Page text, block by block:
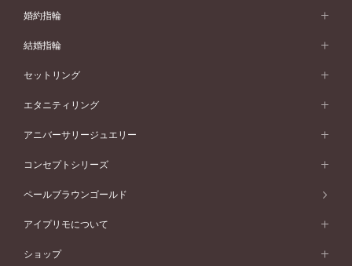
婚約指輪
婚約指輪 (エンゲージリング)
婚約指輪一覧
ピンクゴールド
ペールブラウンゴールド
ウェーブライン
V字ライン
ワンサイドメレ
ダブルサイドメレ
シンプル
フェミニン
モード
50万円台～
40万円台～
婚約指輪 人気ランキング
結婚指輪
結婚指輪 (マリッジリング)
結婚指輪一覧
ピンクゴールド
ペールブラウンゴールド
ウェーブライン
V字ライン
ワンメレ
セベラルメレ
シンプル
フェミニン
50万円～
セットリング
セットリング
セットリング一覧
ピンクゴールド
ペールブラウンゴールド
エタニティリング
エタニティリング
エタニティリング一覧
ピンクゴールド
アニバーサリージュエリー
アニバーサリージュエリー
アニバーサリージュエリー一覧
ファッションリング
コンセプトシリーズ
コンセプトシリーズ
オリジンビリーフ
ペールブラウンゴールド
アイプリモについて
アイプリモについて
ショップ